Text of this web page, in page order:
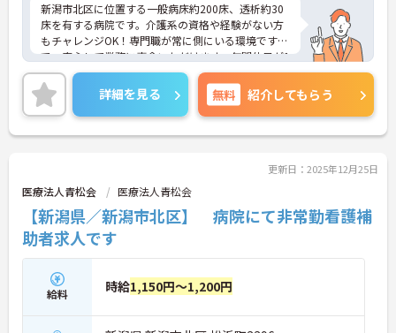
新潟市北区に位置する一般病床約200床、透析約30
床を有する病院です。介護系の資格や経験がない方
もチャレンジOK！専門職が常に側にいる環境ですの
で、安心して業務に専念いただけます。年間休日が1
23日と多めで、ワークライフバランスを重視された
い方にもおすすめです。ご興味のある方には、面接
対策ポイントなど、さらに詳細をお話しいたします
のでお気軽にご相談ください！
詳細を見る 無料 紹介してもらう
更新日：2025年12月25日
医療法人青松会 医療法人青松会
【新潟県／新潟市北区】 病院にて非常勤看護補
助者求人です
給料 時給1,150円～1,200円